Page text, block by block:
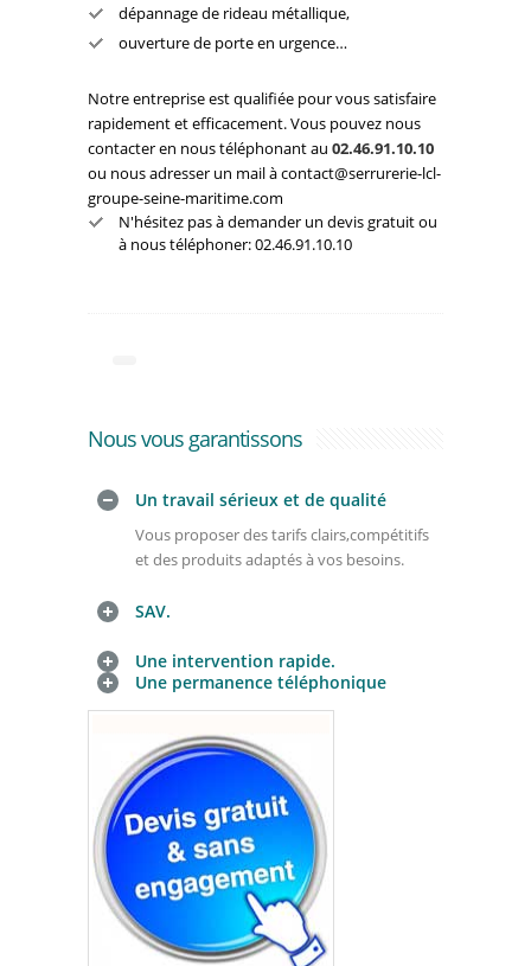
dépannage de rideau métallique,
ouverture de porte en urgence…
Notre entreprise est qualifiée pour vous satisfaire
rapidement et efficacement. Vous pouvez nous
contacter en nous téléphonant au 02.46.91.10.10
ou nous adresser un mail à contact@serrurerie-lcl-
groupe-seine-maritime.com
N'hésitez pas à demander un devis gratuit ou
à nous téléphoner: 02.46.91.10.10
Nous vous garantissons
Un travail sérieux et de qualité
Vous proposer des tarifs clairs,compétitifs
et des produits adaptés à vos besoins.
SAV.
Une intervention rapide.
Une permanence téléphonique